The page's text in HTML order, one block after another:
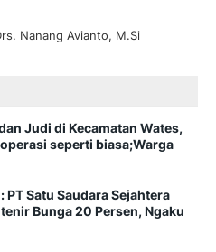
Nanang Avianto, M.Si
Judi di Kecamatan Wates,
seperti biasa;Warga
Satu Saudara Sejahtera
Bunga 20 Persen, Ngaku